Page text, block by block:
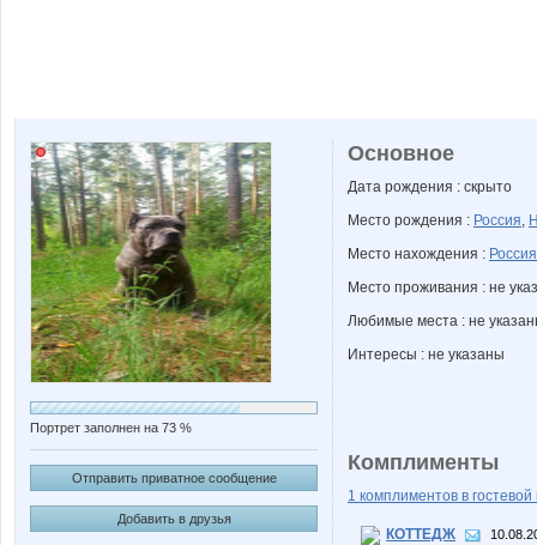
Портрет заполнен на 73 %
Отправить приватное сообщение
Добавить в друзья
Основное
Дата рождения : скрыто
Место рождения : Россия,
Место нахождения : Россия
Место проживания : не
Любимые места : не
Интересы : не указаны
Комплименты
1 комплиментов в гостевой
КОТТЕДЖ